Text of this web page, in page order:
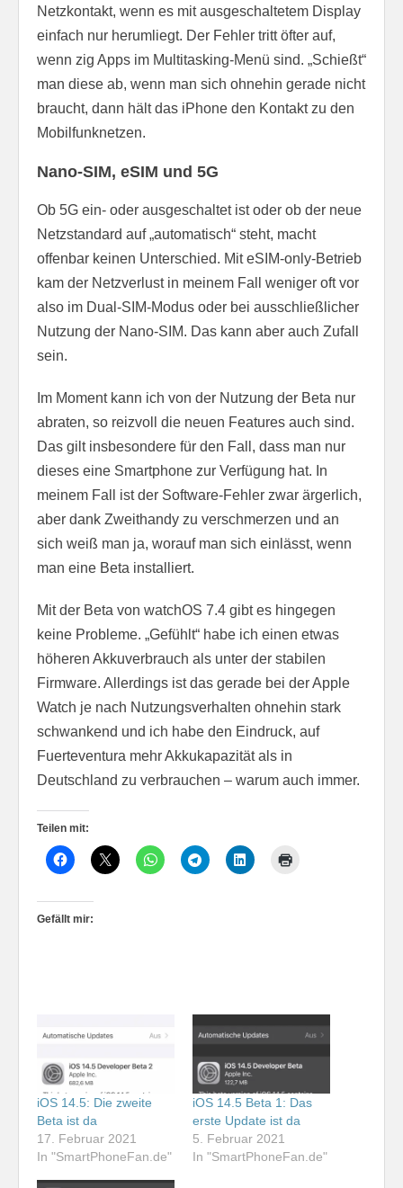
Netzkontakt, wenn es mit ausgeschaltetem Display
einfach nur herumliegt. Der Fehler tritt öfter auf,
wenn zig Apps im Multitasking-Menü sind. „Schießt“
man diese ab, wenn man sich ohnehin gerade nicht
braucht, dann hält das iPhone den Kontakt zu den
Mobilfunknetzen.
Nano-SIM, eSIM und 5G
Ob 5G ein- oder ausgeschaltet ist oder ob der neue
Netzstandard auf „automatisch“ steht, macht
offenbar keinen Unterschied. Mit eSIM-only-Betrieb
kam der Netzverlust in meinem Fall weniger oft vor
also im Dual-SIM-Modus oder bei ausschließlicher
Nutzung der Nano-SIM. Das kann aber auch Zufall
sein.
Im Moment kann ich von der Nutzung der Beta nur
abraten, so reizvoll die neuen Features auch sind.
Das gilt insbesondere für den Fall, dass man nur
dieses eine Smartphone zur Verfügung hat. In
meinem Fall ist der Software-Fehler zwar ärgerlich,
aber dank Zweithandy zu verschmerzen und an
sich weiß man ja, worauf man sich einlässt, wenn
man eine Beta installiert.
Mit der Beta von watchOS 7.4 gibt es hingegen
keine Probleme. „Gefühlt“ habe ich einen etwas
höheren Akkuverbrauch als unter der stabilen
Firmware. Allerdings ist das gerade bei der Apple
Watch je nach Nutzungsverhalten ohnehin stark
schwankend und ich habe den Eindruck, auf
Fuerteventura mehr Akkukapazität als in
Deutschland zu verbrauchen – warum auch immer.
Teilen mit:
Gefällt mir:
iOS 14.5: Die zweite
Beta ist da
17. Februar 2021
In "SmartPhoneFan.de"
iOS 14.5 Beta 1: Das
erste Update ist da
5. Februar 2021
In "SmartPhoneFan.de"